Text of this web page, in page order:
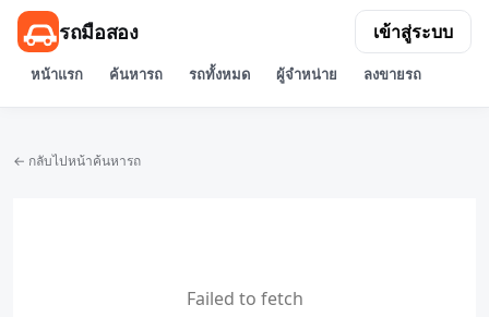
รถมือสอง
หน้าแรก ค้นหารถ รถทั้งหมด ผู้จำหน่าย ลงขายรถ
เข้าสู่ระบบ
← กลับไปหน้าค้นหารถ
Failed to fetch